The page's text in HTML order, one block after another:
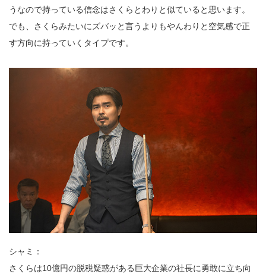
うなので持っている信念はさくらとわりと似ていると思います。
でも、さくらみたいにズバッと言うよりもやんわりと空気感で正
す方向に持っていくタイプです。
シャミ：
さくらは10億円の脱税疑惑がある巨大企業の社⻑に勇敢に立ち向